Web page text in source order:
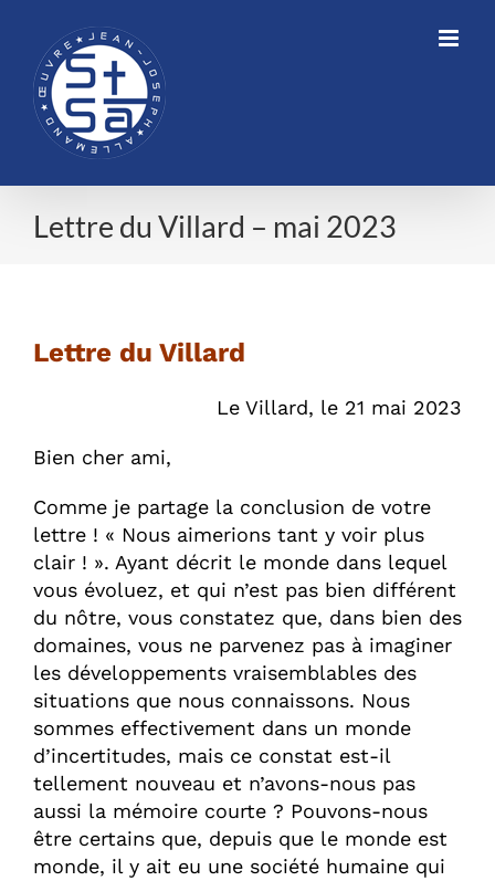
content
Lettre du Villard – mai 2023
Lettre du Villard
Le Villard, le 21 mai 2023
Bien cher ami,
Comme je partage la conclusion de votre
lettre ! « Nous aimerions tant y voir plus
clair ! ». Ayant décrit le monde dans lequel
vous évoluez, et qui n’est pas bien différent
du nôtre, vous constatez que, dans bien des
domaines, vous ne parvenez pas à imaginer
les développements vraisemblables des
situations que nous connaissons. Nous
sommes effectivement dans un monde
d’incertitudes, mais ce constat est-il
tellement nouveau et n’avons-nous pas
aussi la mémoire courte ? Pouvons-nous
être certains que, depuis que le monde est
monde, il y ait eu une société humaine qui